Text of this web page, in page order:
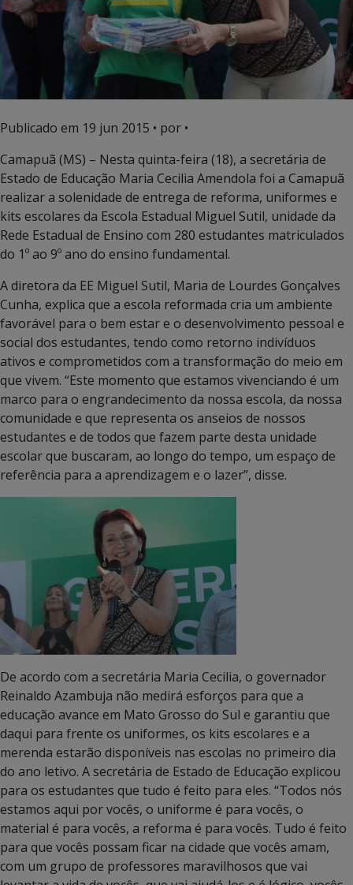
Publicado em 19 jun 2015 • por •
Camapuã (MS) – Nesta quinta-feira (18), a secretária de
Estado de Educação Maria Cecilia Amendola foi a Camapuã
realizar a solenidade de entrega de reforma, uniformes e
kits escolares da Escola Estadual Miguel Sutil, unidade da
Rede Estadual de Ensino com 280 estudantes matriculados
do 1º ao 9º ano do ensino fundamental.
A diretora da EE Miguel Sutil, Maria de Lourdes Gonçalves
Cunha, explica que a escola reformada cria um ambiente
favorável para o bem estar e o desenvolvimento pessoal e
social dos estudantes, tendo como retorno indivíduos
ativos e comprometidos com a transformação do meio em
que vivem. “Este momento que estamos vivenciando é um
marco para o engrandecimento da nossa escola, da nossa
comunidade e que representa os anseios de nossos
estudantes e de todos que fazem parte desta unidade
escolar que buscaram, ao longo do tempo, um espaço de
referência para a aprendizagem e o lazer”, disse.
De acordo com a secretária Maria Cecilia, o governador
Reinaldo Azambuja não medirá esforços para que a
educação avance em Mato Grosso do Sul e garantiu que
daqui para frente os uniformes, os kits escolares e a
merenda estarão disponíveis nas escolas no primeiro dia
do ano letivo. A secretária de Estado de Educação explicou
para os estudantes que tudo é feito para eles. “Todos nós
estamos aqui por vocês, o uniforme é para vocês, o
material é para vocês, a reforma é para vocês. Tudo é feito
para que vocês possam ficar na cidade que vocês amam,
com um grupo de professores maravilhosos que vai